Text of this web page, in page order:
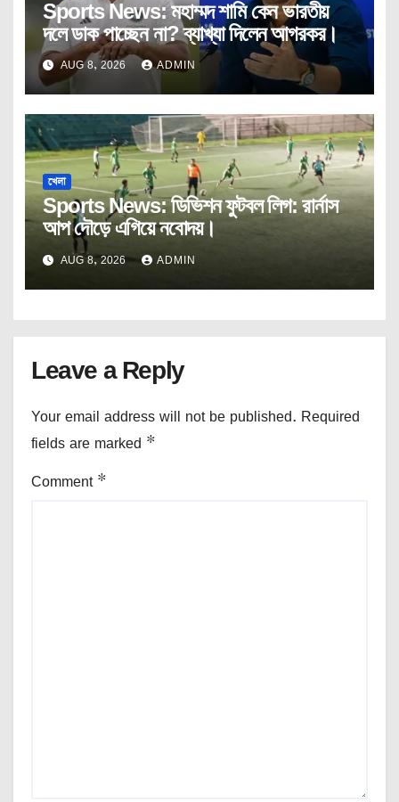
Sports News: মহাম্মদ শামি কেন ভারতীয়
দলে ডাক পাচ্ছেন না? ব্যাখ্যা দিলেন আগরকর।
AUG 8, 2026 ADMIN
খেলা
Sports News: ডিভিশন ফুটবল লিগ: রার্নাস
আপ দৌড়ে এগিয়ে নবোদয়।
AUG 8, 2026 ADMIN
Leave a Reply
Your email address will not be published. Required
fields are marked *
Comment *